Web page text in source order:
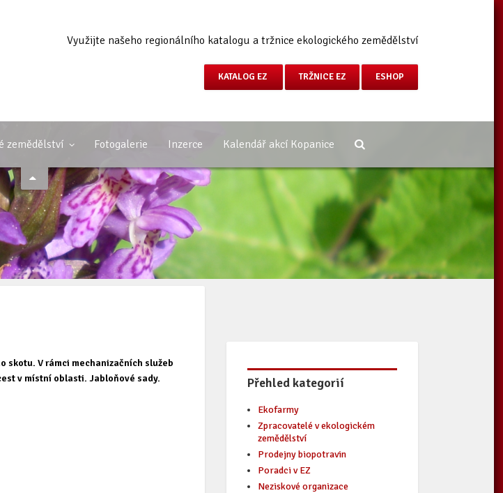
Využijte našeho regionálního katalogu a tržnice ekologického zemědělství
KATALOG EZ TRŽNICE EZ ESHOP
zemědělství Fotogalerie Inzerce Kalendář akcí Kopanice
skotu. V rámci mechanizačních služeb
v místní oblasti. Jabloňové sady.
Přehled kategorií
Ekofarmy
Zpracovatelé v ekologickém
zemědělství
Prodejny biopotravin
Poradci v EZ
Neziskové organizace